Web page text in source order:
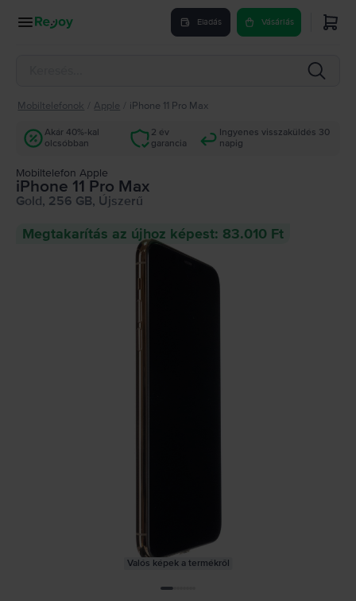
Eladás Vásárlás
Mobiltelefonok Apple iPhone 11 Pro Max
Akár 40%-kal
olcsóbban
2 év
garancia
Ingyenes visszaküldés 30
napig
Mobiltelefon Apple
iPhone 11 Pro Max
Gold, 256 GB, Újszerű
Megtakarítás az újhoz képest: 83.010 Ft
Valós képek a termékről